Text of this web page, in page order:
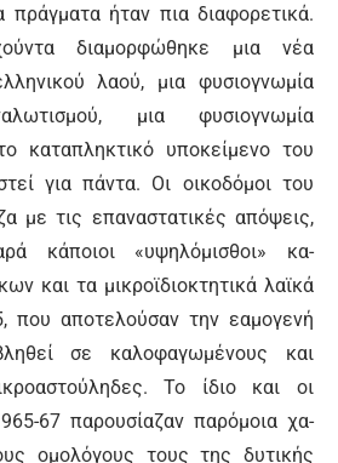
πράγματα ήταν πια διαφορετικά.
διαμορφώθηκε μια νέα
λαού, μια φυσιο­γνωμία
μια φυσιογνω­μία
καταπληκτικό υποκείμενο του
για πάντα. Οι οικοδόμοι του
με τις επαναστατικές από­ψεις,
κάποιοι «υψηλόμισθοι» κα­
και τα μικροϊδιοκτητικά λαϊ­κά
που αποτελούσαν την εαμογενή
σε καλοφαγωμένους και
Το ίδιο και οι
67 παρουσίαζαν παρόμοια χα­
ομολόγους τους της δυτικής